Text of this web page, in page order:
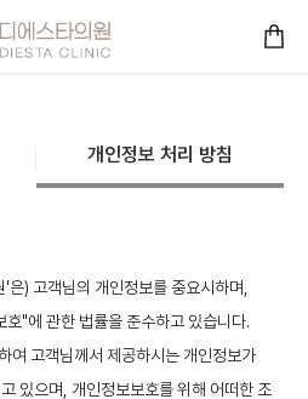
타의원ㅣ광교피부과 :: 개인
개인정보 처리 방침